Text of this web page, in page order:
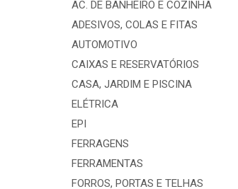
AC. DE BANHEIRO E COZINHA
ADESIVOS, COLAS E FITAS
AUTOMOTIVO
CAIXAS E RESERVATÓRIOS
CASA, JARDIM E PISCINA
ELÉTRICA
EPI
FERRAGENS
FERRAMENTAS
FORROS, PORTAS E TELHAS